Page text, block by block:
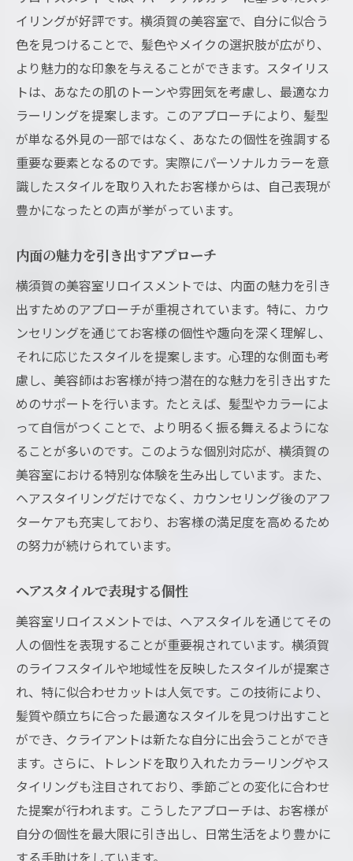
イリングが好評です。横須賀の美容室で、自分に似合う
色を見つけることで、髪色やメイクの選択肢が広がり、
より魅力的な印象を与えることができます。スタイリス
トは、あなたの肌のトーンや雰囲気を考慮し、最適なカ
ラーリングを提案します。このアプローチにより、髪型
が単なる外見の一部ではなく、あなたの個性を強調する
重要な要素となるのです。実際にパーソナルカラーを意
識したスタイルを取り入れたお客様からは、自己表現が
豊かになったとの声が挙がっています。
内面の魅力を引き出すアプローチ
横須賀の美容室リロイスメントでは、内面の魅力を引き
出すためのアプローチが重視されています。特に、カウ
ンセリングを通じてお客様の個性や趣向を深く理解し、
それに応じたスタイルを提案します。心理的な側面も考
慮し、美容師はお客様が持つ潜在的な魅力を引き出すた
めのサポートを行います。たとえば、髪型やカラーによ
って自信がつくことで、より明るく振る舞えるようにな
ることが多いのです。このような個別対応が、横須賀の
美容室における特別な体験を生み出しています。また、
ヘアスタイリングだけでなく、カウンセリング後のアフ
ターケアも充実しており、お客様の満足度を高めるため
の努力が続けられています。
ヘアスタイルで表現する個性
美容室リロイスメントでは、ヘアスタイルを通じてその
人の個性を表現することが重要視されています。横須賀
のライフスタイルや地域性を反映したスタイルが提案さ
れ、特に似合わせカットは人気です。この技術により、
髪質や顔立ちに合った最適なスタイルを見つけ出すこと
ができ、クライアントは新たな自分に出会うことができ
ます。さらに、トレンドを取り入れたカラーリングやス
タイリングも注目されており、季節ごとの変化に合わせ
た提案が行われます。こうしたアプローチは、お客様が
自分の個性を最大限に引き出し、日常生活をより豊かに
する手助けをしています。